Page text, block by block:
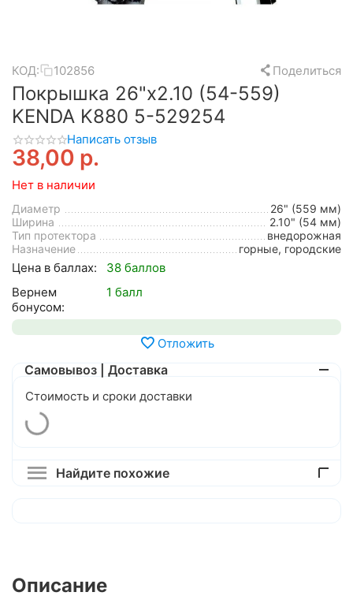
КОД: 102856 Поделиться
Покрышка 26"х2.10 (54-559)
KENDA K880 5-529254
Написать отзыв
38,00 р.
Нет в наличии
Диаметр
26" (559 мм)
Ширина
2.10" (54 мм)
Тип протектора
внедорожная
Назначение
горные, городские
Цена в баллах:
38 баллов
Вернем
бонусом:
1 балл
Отложить
Самовывоз | Доставка
Стоимость и сроки доставки
Найдите похожие
Описание